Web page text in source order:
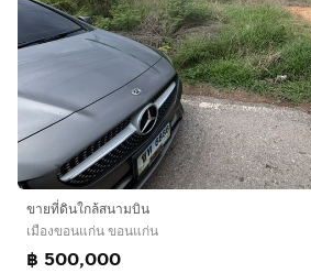
ขายที่ดินใกล้สนามบิน
เมืองขอนแก่น ขอนแก่น
฿ 500,000